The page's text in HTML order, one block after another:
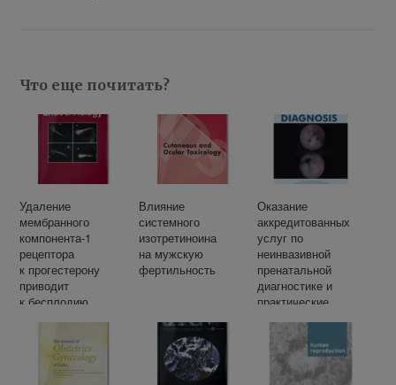
Что еще почитать?
Удаление
мембранного
компонента-1
рецептора
к прогестерону
приводит
к бесплодию
кист в эндометрии
Влияние
системного
изотретиноина
на мужскую
фертильность
Оказание
аккредитованных
услуг по
неинвазивной
пренатальной
диагностике и
практические